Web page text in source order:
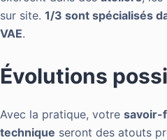
sur site. 1/3 sont spécialisés
VAE.
Évolutions
Avec la pratique, votre savoir-
technique seront des atouts